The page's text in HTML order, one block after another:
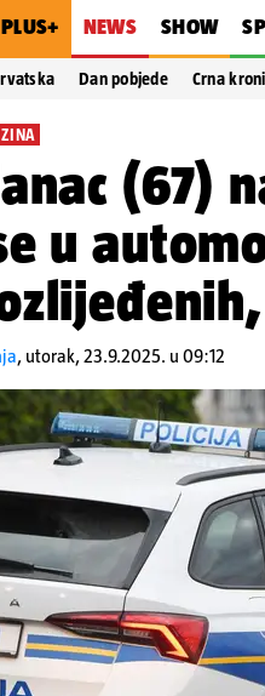
PLUS+ NEWS SHOW
Dan pobjede Crna
(67)
u
, utorak, 23.9.2025. u 09:12